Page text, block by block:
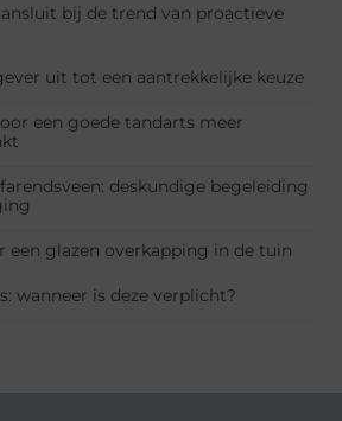
bij de trend van proactieve
uit tot een aantrekkelijke keuze
een goede tandarts meer
deskundige begeleiding
een glazen overkapping in de tuin
wanneer is deze verplicht?